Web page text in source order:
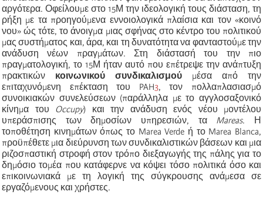
αργότερα. Οφείλουμε στο 15Μ την ιδεολογική τους διάσταση, τη
ρήξη με τα προηγούμενα εννοιολογικά πλαίσια και τον «κοινό
νου» ώς τότε, το άνοιγμα μιας σφήνας στο κέντρο του πολιτικού
μας συστήματος και, άρα, και τη δυνατότητα να φανταστούμε την
ανάδυση νέων πραγμάτων. Στη διάστασή του την πιο
πραγματολογική, το 15Μ ήταν αυτό που επέτρεψε την ανάπτυξη
πρακτικών κοινωνικού συνδικαλισμού μέσα από την
επιταχυνόμενη επέκταση του PAH3, τον πολλαπλασιασμό
συνοικιακών συνελεύσεων (παράλληλα με το αγγλοσαξονικό
κίνημα του Occupy) και την ανάδυση ενός νέου μοντέλου
υπεράσπισης των δημοσίων υπηρεσιών, τα Mareas. Η
τοποθέτηση κινημάτων όπως το Marea Verde ή το Marea Blanca,
προϋπέθετε μια διεύρυνση των συνδικαλιστικών βάσεων και μια
ριζοσπαστική στροφή στον τρόπο διεξαγωγής της πάλης για το
δημόσιο τομέα που κατάφερνε να κόψει τόσο πολιτικά όσο και
επικοινωνιακά με τη λογική της σύγκρουσης ανάμεσα σε
εργαζόμενους και χρήστες.